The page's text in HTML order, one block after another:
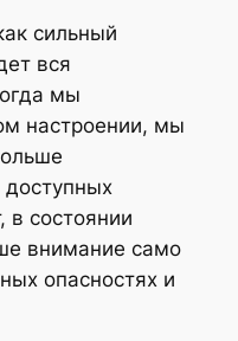
сильный
вся
мы
настроении, мы
в состоянии
внимание само
опасностях и